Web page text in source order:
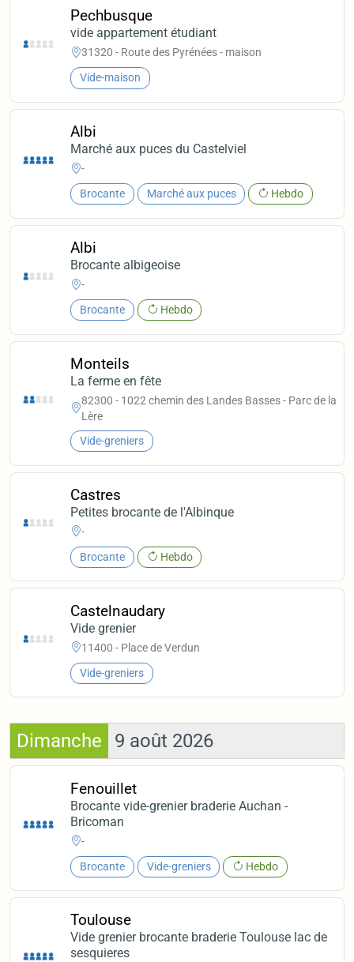
Pechbusque
vide appartement étudiant
31320 - Route des Pyrénées - maison
Vide-maison
Albi
Marché aux puces du Castelviel
-
Brocante Marché aux puces Hebdo
Albi
Brocante albigeoise
-
Brocante Hebdo
Monteils
La ferme en fête
82300 - 1022 chemin des Landes Basses - Parc de la
Lère
Vide-greniers
Castres
Petites brocante de l'Albinque
-
Brocante Hebdo
Castelnaudary
Vide grenier
11400 - Place de Verdun
Vide-greniers
Dimanche 9 août 2026
Fenouillet
Brocante vide-grenier braderie Auchan -
Bricoman
-
Brocante Vide-greniers Hebdo
Toulouse
Vide grenier brocante braderie Toulouse lac de
sesquieres